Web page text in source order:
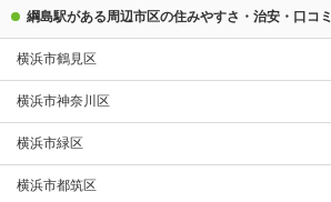
綱島駅がある周辺市区の住みやすさ・治安・口コミ
横浜市鶴見区
横浜市神奈川区
横浜市緑区
横浜市都筑区